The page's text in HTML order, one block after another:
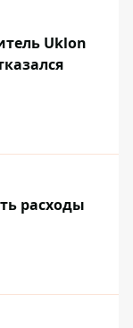
Uklon
расходы